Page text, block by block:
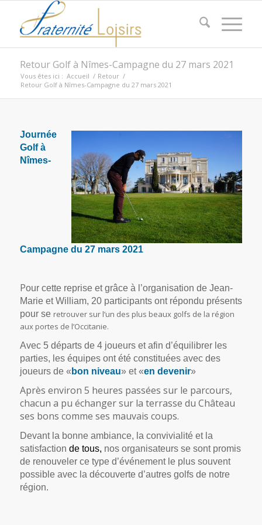
Retour Golf à Nîmes-Campagne du 27 mars 2021
Vous êtes ici : Accueil / Retour /
Retour Golf à Nîmes-Campagne du 27 mars 2021
Journée
Golf à
Nîmes-
Campagne du 27 mars 2021
Pour cette reprise et grâce à l’organisation de Jean-
Marie et William, 20 participants ont répondu présents
pour se retrouver sur l’un des plus beaux golfs de la région
aux portes de l’Occitanie.
Avec 5 départs de 4 joueurs et afin d’équilibrer les
parties, les équipes ont été constituées avec des
joueurs de « bon niveau» et «en devenir»
Après environ 5 heures passées sur le parcours,
chacun a pu échanger sur la terrasse du Château
ses bons comme ses mauvais coups.
Devant la bonne ambiance, la convivialité et la
satisfaction de tous, nos organisateurs se sont promis
de renouveler ce type d’événement le plus souvent
possible avec la découverte d’autres golfs de notre
région.